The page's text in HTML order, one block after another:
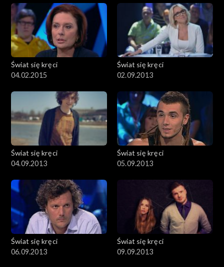
Świat się kręci
04.02.2015
Świat się kręci
02.09.2013
Świat się kręci
04.09.2013
Świat się kręci
05.09.2013
Świat się kręci
06.09.2013
Świat się kręci
09.09.2013